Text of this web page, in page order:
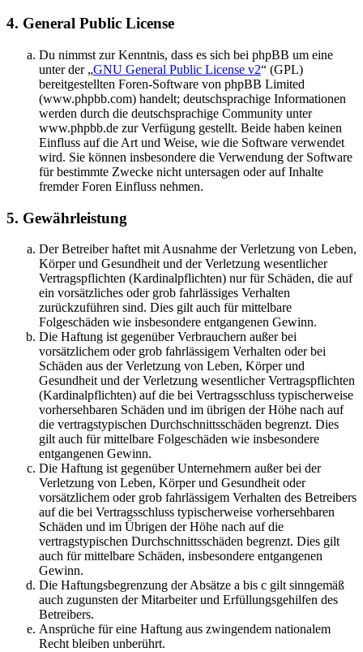
4. General Public License
Du nimmst zur Kenntnis, dass es sich bei phpBB um eine
unter der „GNU General Public License v2“ (GPL)
bereitgestellten Foren-Software von phpBB Limited
(www.phpbb.com) handelt; deutschsprachige Informationen
werden durch die deutschsprachige Community unter
www.phpbb.de zur Verfügung gestellt. Beide haben keinen
Einfluss auf die Art und Weise, wie die Software verwendet
wird. Sie können insbesondere die Verwendung der Software
für bestimmte Zwecke nicht untersagen oder auf Inhalte
fremder Foren Einfluss nehmen.
5. Gewährleistung
Der Betreiber haftet mit Ausnahme der Verletzung von Leben,
Körper und Gesundheit und der Verletzung wesentlicher
Vertragspflichten (Kardinalpflichten) nur für Schäden, die auf
ein vorsätzliches oder grob fahrlässiges Verhalten
zurückzuführen sind. Dies gilt auch für mittelbare
Folgeschäden wie insbesondere entgangenen Gewinn.
Die Haftung ist gegenüber Verbrauchern außer bei
vorsätzlichem oder grob fahrlässigem Verhalten oder bei
Schäden aus der Verletzung von Leben, Körper und
Gesundheit und der Verletzung wesentlicher Vertragspflichten
(Kardinalpflichten) auf die bei Vertragsschluss typischerweise
vorhersehbaren Schäden und im übrigen der Höhe nach auf
die vertragstypischen Durchschnittsschäden begrenzt. Dies
gilt auch für mittelbare Folgeschäden wie insbesondere
entgangenen Gewinn.
Die Haftung ist gegenüber Unternehmern außer bei der
Verletzung von Leben, Körper und Gesundheit oder
vorsätzlichem oder grob fahrlässigem Verhalten des Betreibers
auf die bei Vertragsschluss typischerweise vorhersehbaren
Schäden und im Übrigen der Höhe nach auf die
vertragstypischen Durchschnittsschäden begrenzt. Dies gilt
auch für mittelbare Schäden, insbesondere entgangenen
Gewinn.
Die Haftungsbegrenzung der Absätze a bis c gilt sinngemäß
auch zugunsten der Mitarbeiter und Erfüllungsgehilfen des
Betreibers.
Ansprüche für eine Haftung aus zwingendem nationalem
Recht bleiben unberührt.